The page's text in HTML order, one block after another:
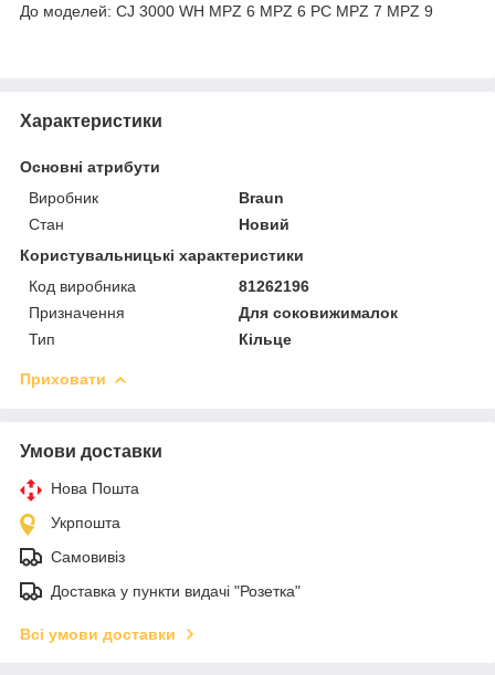
До моделей: CJ 3000 WH MPZ 6 MPZ 6 PC MPZ 7 MPZ 9
Характеристики
Основні атрибути
Виробник
Braun
Стан
Новий
Користувальницькі характеристики
Код виробника
81262196
Призначення
Для соковижималок
Тип
Кільце
Приховати
Умови доставки
Нова Пошта
Укрпошта
Самовивіз
Доставка у пункти видачі "Розетка"
Всі умови доставки